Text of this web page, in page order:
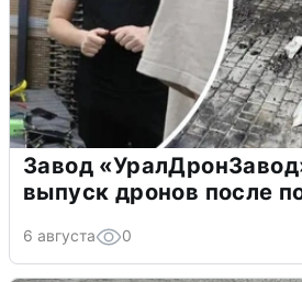
Завод
выпуск дронов после
6 августа 0